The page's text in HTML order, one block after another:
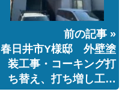
前の記事 »
春日井市Y様邸 外壁塗
装工事・コーキング打
ち替え、打ち増し工…